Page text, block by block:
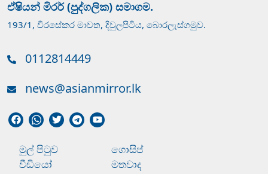
ඒෂියන් මිරර් (පුද්ගලික) සමාගම.
193/1, වීරසේකර මාවත, දිවුලපිටිය, බොරලැස්ගමුව.
0112814449
news@asianmirror.lk
මුල් පිටුව
ගොසිප්
වීඩියෝ
මතවාද